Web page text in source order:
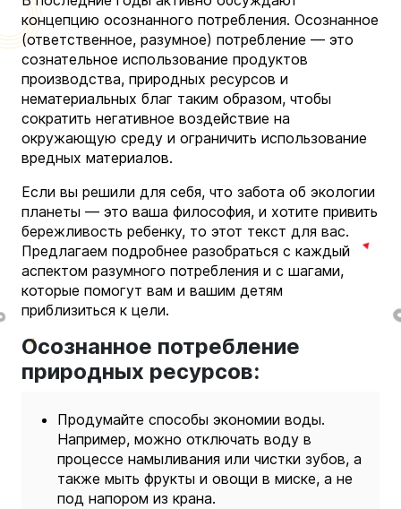
концепцию осознанного потребления. Осознанное
(ответственное, разумное) потребление — это
сознательное использование продуктов
производства, природных ресурсов и
нематериальных благ таким образом, чтобы
сократить негативное воздействие на
окружающую среду и ограничить использование
вредных материалов.
Если вы решили для себя, что забота об экологии
планеты — это ваша философия, и хотите привить
бережливость ребенку, то этот текст для вас.
Предлагаем подробнее разобраться с каждый
аспектом разумного потребления и с шагами,
которые помогут вам и вашим детям
приблизиться к цели.
Осознанное потребление
природных ресурсов:
Продумайте способы экономии воды.
Например, можно отключать воду в
процессе намыливания или чистки зубов, а
также мыть фрукты и овощи в миске, а не
под напором из крана.